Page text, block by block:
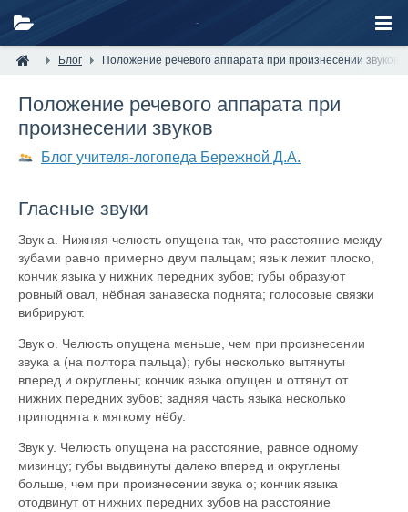
Блог Положение речевого аппарата при произнесении звуков
Положение речевого аппарата при
произнесении звуков
Блог учителя-логопеда Бережной Д.А.
Гласные звуки
Звук а. Нижняя челюсть опущена так, что расстояние между
зубами равно примерно двум пальцам; язык лежит плоско,
кончик языка у нижних передних зубов; губы образуют
ровный овал, нёбная занавеска поднята; голосовые связки
вибрируют.
Звук о. Челюсть опущена меньше, чем при произнесении
звука а (на полтора пальца); губы несколько вытянуты
вперед и округлены; кончик языка опущен и оттянут от
нижних передних зубов; задняя часть языка несколько
приподнята к мягкому нёбу.
Звук у. Челюсть опущена на расстояние, равное одному
мизинцу; губы выдвинуты далеко вперед и округлены
больше, чем при произнесении звука о; кончик языка
отодвинут от нижних передних зубов на расстояние